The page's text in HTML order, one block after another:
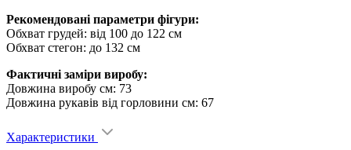
Рекомендовані параметри фігури:
Обхват грудей: від 100 до 122 см
Обхват стегон: до 132 см
Фактичні заміри виробу:
Довжина виробу см: 73
Довжина рукавів від горловини см: 67
Характеристики